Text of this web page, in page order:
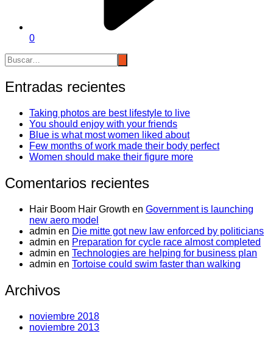
0
Entradas recientes
Taking photos are best lifestyle to live
You should enjoy with your friends
Blue is what most women liked about
Few months of work made their body perfect
Women should make their figure more
Comentarios recientes
Hair Boom Hair Growth en Government is launching
new aero model
admin en Die mitte got new law enforced by politicians
admin en Preparation for cycle race almost completed
admin en Technologies are helping for business plan
admin en Tortoise could swim faster than walking
Archivos
noviembre 2018
noviembre 2013